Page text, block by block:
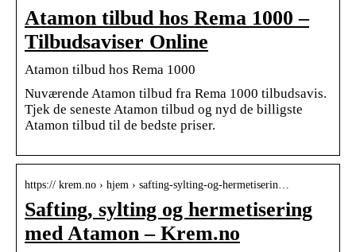
Atamon tilbud hos Rema 1000 –
Tilbudsaviser Online
Atamon tilbud hos Rema 1000
Nuværende Atamon tilbud fra Rema 1000 tilbudsavis.
Tjek de seneste Atamon tilbud og nyd de billigste
Atamon tilbud til de bedste priser.
https:// krem.no › hjem › safting-sylting-og-hermetiserin…
Safting, sylting og hermetisering
med Atamon – Krem.no